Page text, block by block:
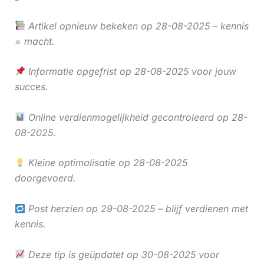
Artikel opnieuw bekeken op 28-08-2025 – kennis
= macht.
Informatie opgefrist op 28-08-2025 voor jouw
succes.
Online verdienmogelijkheid gecontroleerd op 28-
08-2025.
Kleine optimalisatie op 28-08-2025
doorgevoerd.
Post herzien op 29-08-2025 – blijf verdienen met
kennis.
Deze tip is geüpdatet op 30-08-2025 voor